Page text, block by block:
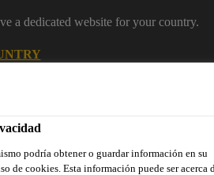
a dedicated website for your country.
podría obtener o guardar información en su
de cookies. Esta información puede ser acerca